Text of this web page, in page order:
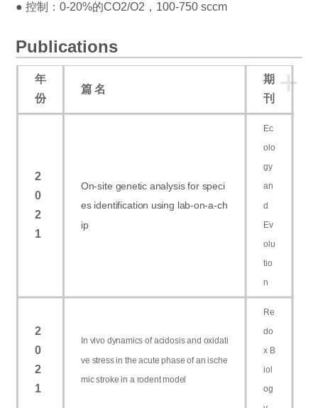
● 控制：0-20%的CO2/O2，100-750 sccm
Publications
+
年
份
篇 名
期
刊
2
0
2
1
On-site genetic analysis for speci
es identification using lab-on-a-ch
ip
Ec
olo
gy
an
d
Ev
olu
tio
n
2
0
2
1
In vivo dynamics of acidosis and oxidati
ve stress in the acute phase of an ische
mic stroke in a rodent model
Re
do
x B
iol
og